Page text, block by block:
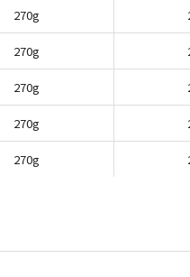
270g
270g
270g
270g
270g